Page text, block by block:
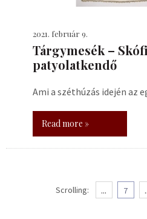
2021. február 9.
Tárgymesék –
patyolatkendő
Ami a széthúzás idején az
Read more »
Scrolling: ... 7